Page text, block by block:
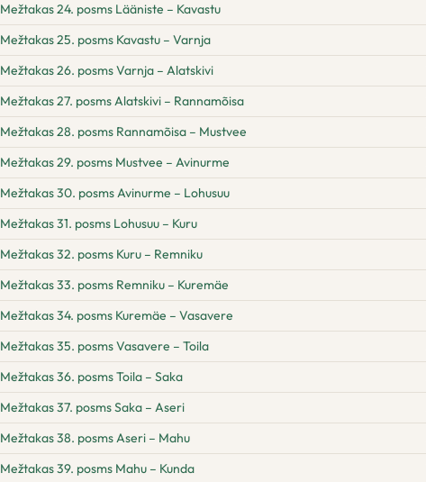
Mežtakas 24. posms Lääniste – Kavastu
Mežtakas 25. posms Kavastu – Varnja
Mežtakas 26. posms Varnja – Alatskivi
Mežtakas 27. posms Alatskivi – Rannamõisa
Mežtakas 28. posms Rannamõisa – Mustvee
Mežtakas 29. posms Mustvee – Avinurme
Mežtakas 30. posms Avinurme – Lohusuu
Mežtakas 31. posms Lohusuu – Kuru
Mežtakas 32. posms Kuru – Remniku
Mežtakas 33. posms Remniku – Kuremäe
Mežtakas 34. posms Kuremäe – Vasavere
Mežtakas 35. posms Vasavere – Toila
Mežtakas 36. posms Toila – Saka
Mežtakas 37. posms Saka – Aseri
Mežtakas 38. posms Aseri – Mahu
Mežtakas 39. posms Mahu – Kunda